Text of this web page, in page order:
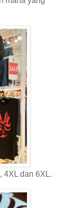
4XL dan 6XL.